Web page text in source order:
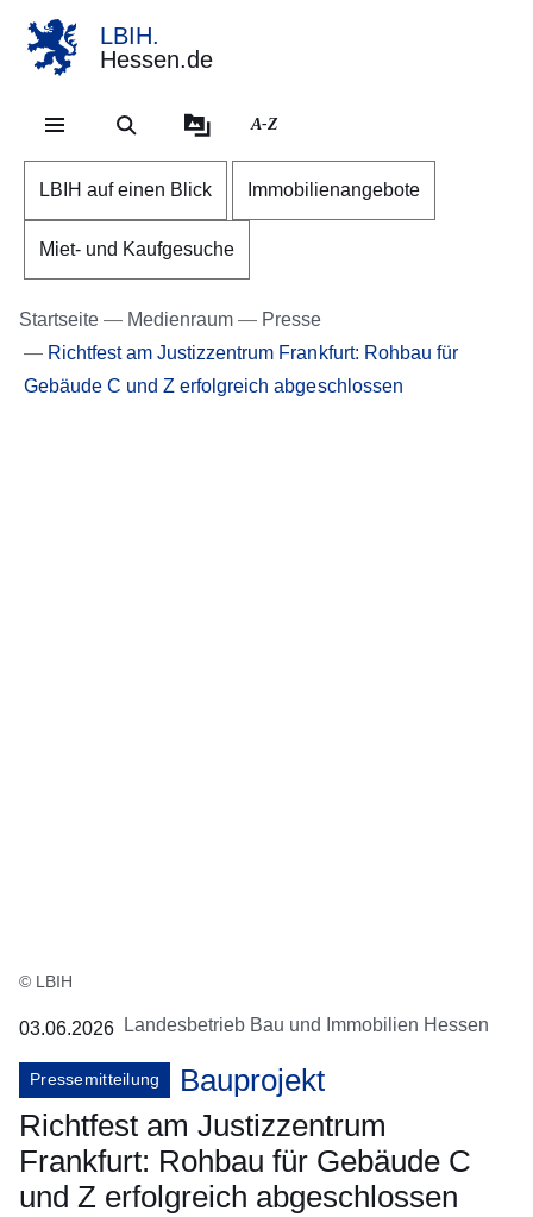
LBIH.
Hessen.de
A-Z
LBIH auf einen Blick Immobilienangebote
Miet- und Kaufgesuche
Startseite Medienraum
Presse
Richtfest am Justizzentrum Frankfurt: Rohbau für
Gebäude C und Z erfolgreich abgeschlossen
© LBIH
03.06.2026 Landesbetrieb Bau und Immobilien Hessen
Pressemitteilung
Bauprojekt
Richtfest am Justizzentrum
Frankfurt: Rohbau für Gebäude C
und Z erfolgreich abgeschlossen